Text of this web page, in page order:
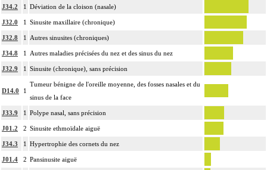
J34.2 1 Déviation de la cloison (nasale)
J32.0 1 Sinusite maxillaire (chronique)
J32.8 1 Autres sinusites (chroniques)
J34.8 1 Autres maladies précisées du nez et des sinus du nez
J32.9 1 Sinusite (chronique), sans précision
D14.0 1
Tumeur bénigne de l'oreille moyenne, des fosses nasales et du
sinus de la face
J33.9 1 Polype nasal, sans précision
J01.2 2 Sinusite ethmoïdale aiguë
J34.3 1 Hypertrophie des cornets du nez
J01.4 2 Pansinusite aiguë